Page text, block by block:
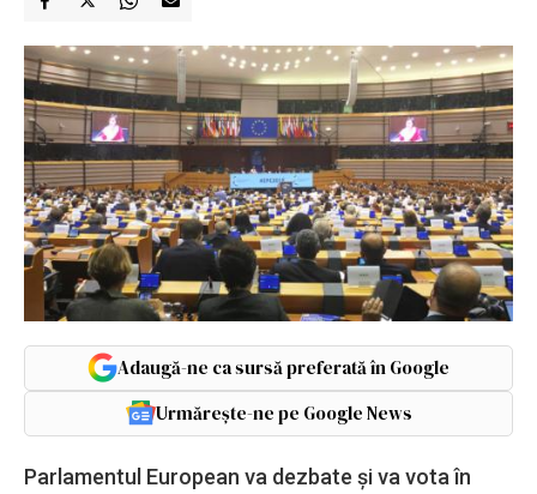
Adaugă-ne ca sursă preferată în Google
Urmărește-ne pe Google News
Parlamentul European va dezbate și va vota în